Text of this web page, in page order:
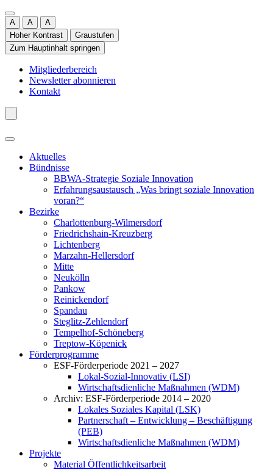
A A
A
Hoher Kontrast
Graustufen
Zum Hauptinhalt springen
Mitgliederbereich
Newsletter abonnieren
Kontakt
Aktuelles
Bündnisse
BBWA-Strategie Soziale Innovation
Erfahrungsaustausch „Was bringt soziale Innovation
voran?“
Bezirke
Charlottenburg-Wilmersdorf
Friedrichshain-Kreuzberg
Lichtenberg
Marzahn-Hellersdorf
Mitte
Neukölln
Pankow
Reinickendorf
Spandau
Steglitz-Zehlendorf
Tempelhof-Schöneberg
Treptow-Köpenick
Förderprogramme
ESF-Förderperiode 2021 – 2027
Lokal-Sozial-Innovativ (LSI)
Wirtschaftsdienliche Maßnahmen (WDM)
Archiv: ESF-Förderperiode 2014 – 2020
Lokales Soziales Kapital (LSK)
Partnerschaft – Entwicklung – Beschäftigung
(PEB)
Wirtschaftsdienliche Maßnahmen (WDM)
Projekte
Material Öffentlichkeitsarbeit